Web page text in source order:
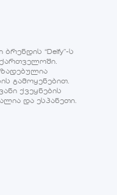
“Delfy”-ს
გამოყენებით.
ქვეყნების
და ესპანეთი.